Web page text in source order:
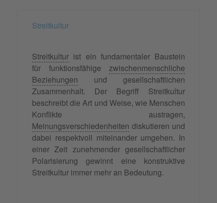
Streitkultur
Streitkultur ist ein fundamentaler Baustein
für funktionsfähige zwischenmenschliche
Beziehungen und gesellschaftlichen
Zusammenhalt. Der Begriff Streitkultur
beschreibt die Art und Weise, wie Menschen
Konflikte austragen,
Meinungsverschiedenheiten diskutieren und
dabei respektvoll miteinander umgehen. In
einer Zeit zunehmender gesellschaftlicher
Polarisierung gewinnt eine konstruktive
Streitkultur immer mehr an Bedeutung.